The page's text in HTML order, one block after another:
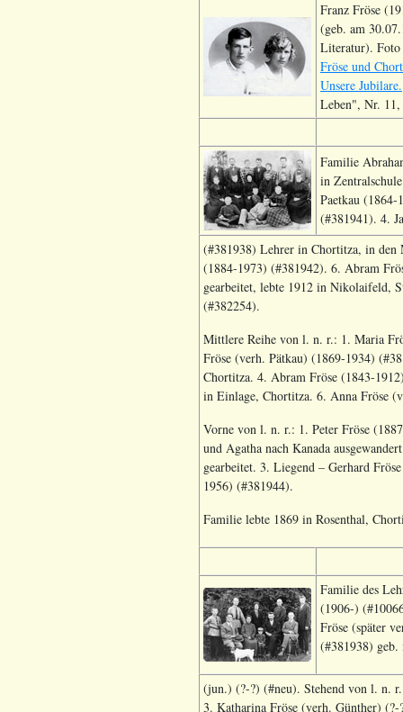
Franz Fröse
(geb. am
Literatur).
Fröse und
Unsere Jubilare.
Leben", Nr.
Familie
in
Paetkau
(#381941). 4.
(#381938) Lehrer in Chortitza, in den
(1884-1973) (#381942). 6. Abram
gearbeitet, lebte 1912 in Nikolaifeld,
(#382254).
Mittlere Reihe von l. n. r.: 1. Maria
Fröse (verh. Pätkau) (1869-1934)
Chortitza. 4. Abram Fröse (1843-
in Einlage, Chortitza. 6. Anna Fröse
Vorne von l. n. r.: 1. Peter Fröse
und Agatha nach Kanada
gearbeitet. 3. Liegend – Gerhard
1956) (#381944).
Familie lebte 1869 in Rosenthal,
Familie des
(1906-)
Fröse (später
(#381938)
(jun.) (?-?) (#neu). Stehend von l. n.
3. Katharina Fröse (verh. Günther)